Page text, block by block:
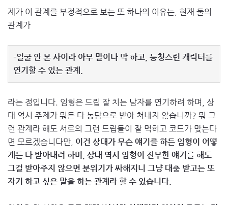
제가 이 관계를 부정적으로 보는 또 하나의 이유는, 현재 둘의
관계가
-얼굴 안 본 사이라 아무 말이나 막 하고, 능청스런 캐릭터를
연기할 수 있는 관계.
라는 점입니다. 임형은 드립 잘 치는 남자를 연기하려 하며, 상
대 역시 주제가 뭐든 다 농담으로 받아 쳐내지 않습니까? 뭐 그
런 관계라 해도 서로의 그런 드립들이 잘 먹히고 코드가 맞는다
면 모르겠습니다만, 이건 상대가 무슨 얘기를 하든 임형이 어떻
게든 다 받아내려 하며, 상대 역시 임형이 진부한 얘기를 해도
그걸 받아주지 않으면 분위기가 싸해지니 그냥 대충 받고는 또
자기 하고 싶은 말을 하는 관계라 할 수 있습니다.